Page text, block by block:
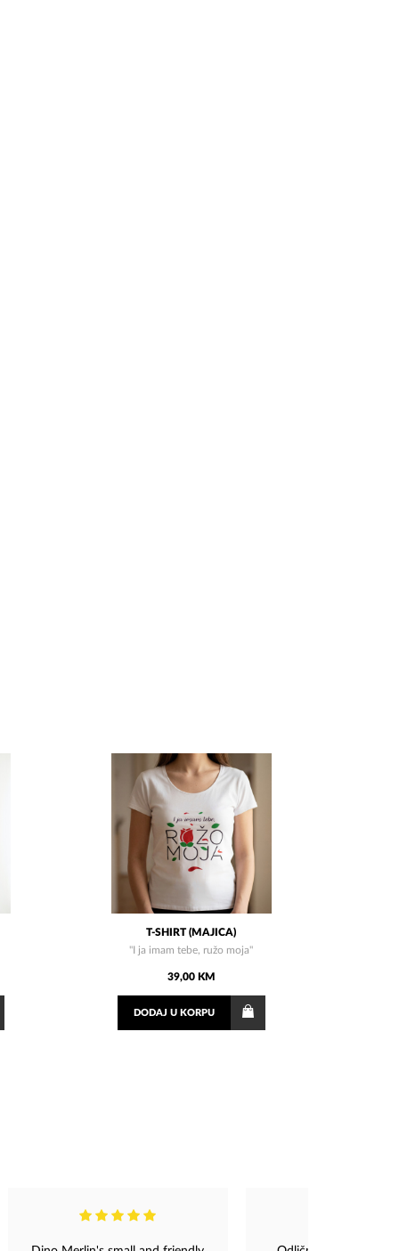
T-SHIRT (MAJICA)
"I ja imam tebe, ružo moja"
39,00 KM
DODAJU KORPU